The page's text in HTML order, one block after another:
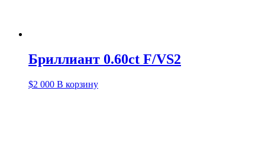
Бриллиант 0.60ct F/VS2
$2 000 В корзину